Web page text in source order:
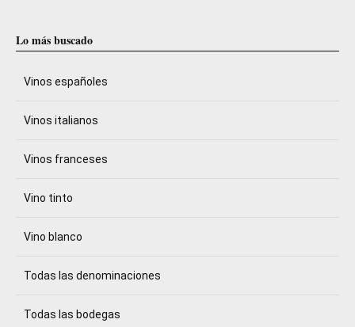
Lo más buscado
Vinos españoles
Vinos italianos
Vinos franceses
Vino tinto
Vino blanco
Todas las denominaciones
Todas las bodegas